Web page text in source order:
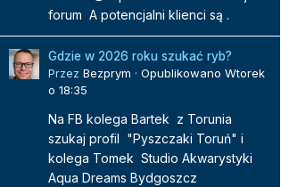
forum A potencjalni klienci są .
Gdzie w 2026 roku szukać ryb?
Przez Bezprym · Opublikowano Wtorek
o 18:35
Na FB kolega Bartek z Torunia
szukaj profil "Pyszczaki Toruń" i
kolega Tomek Studio Akwarystyki
Aqua Dreams Bydgoszcz